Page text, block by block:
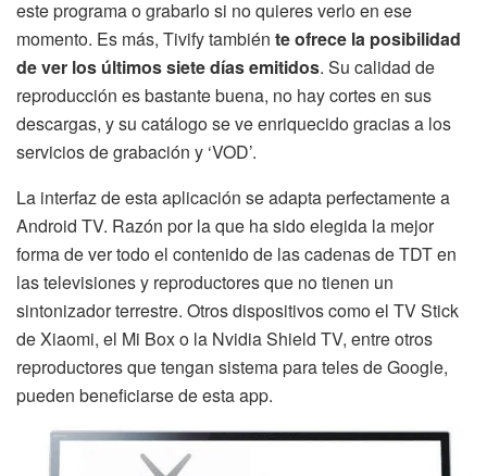
este programa o grabarlo si no quieres verlo en ese
momento. Es más, Tivify también te ofrece la posibilidad
de ver los últimos siete días emitidos. Su calidad de
reproducción es bastante buena, no hay cortes en sus
descargas, y su catálogo se ve enriquecido gracias a los
servicios de grabación y ‘VOD’.
La interfaz de esta aplicación se adapta perfectamente a
Android TV. Razón por la que ha sido elegida la mejor
forma de ver todo el contenido de las cadenas de TDT en
las televisiones y reproductores que no tienen un
sintonizador terrestre. Otros dispositivos como el TV Stick
de Xiaomi, el Mi Box o la Nvidia Shield TV, entre otros
reproductores que tengan sistema para teles de Google,
pueden beneficiarse de esta app.